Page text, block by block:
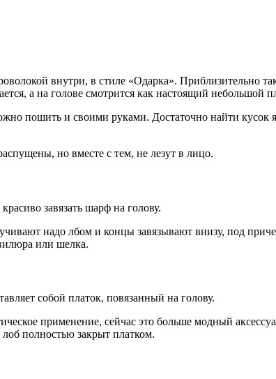
внутри, в стиле «Одарка». Приблизительно
а на голове смотрится как настоящий небольшой
пошить и своими руками. Достаточно найти
но вместе с тем, не лезут в лицо.
завязать шарф на голову.
надо лбом и концы завязывают внизу, под
или шелка.
собой платок, повязанный на голову.
применение, сейчас это больше модный
полностью закрыт платком.